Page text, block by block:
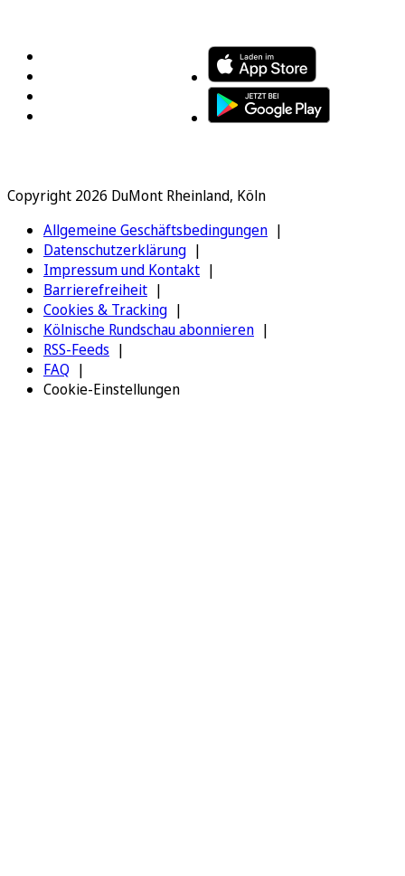
Copyright 2026 DuMont Rheinland, Köln
Allgemeine Geschäftsbedingungen
Datenschutzerklärung
Impressum und Kontakt
Barrierefreiheit
Cookies & Tracking
Kölnische Rundschau abonnieren
RSS-Feeds
FAQ
Cookie-Einstellungen